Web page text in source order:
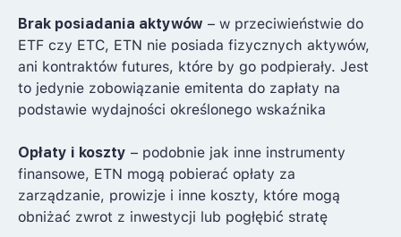
Brak posiadania aktywów – w przeciwieństwie do
ETF czy ETC, ETN nie posiada fizycznych aktywów,
ani kontraktów futures, które by go podpierały. Jest
to jedynie zobowiązanie emitenta do zapłaty na
podstawie wydajności określonego wskaźnika
Opłaty i koszty – podobnie jak inne instrumenty
finansowe, ETN mogą pobierać opłaty za
zarządzanie, prowizje i inne koszty, które mogą
obniżać zwrot z inwestycji lub pogłębić stratę